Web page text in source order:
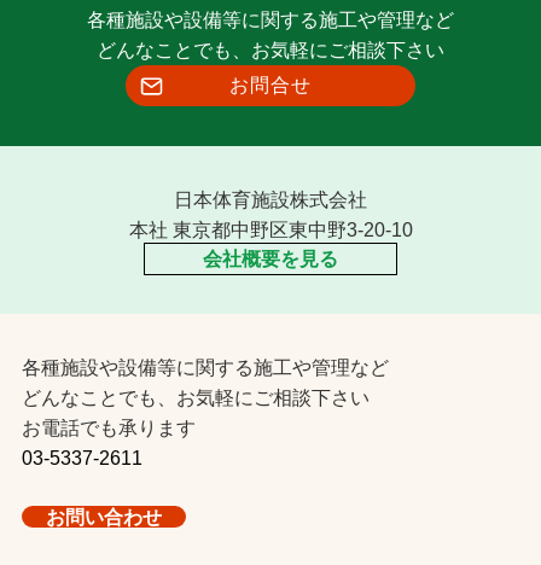
各種施設や設備等に関する施工や管理など
どんなことでも、お気軽にご相談下さい
お問合せ
日本体育施設株式会社
本社 東京都中野区東中野3-20-10
会社概要を見る
各種施設や設備等に関する施工や管理など
どんなことでも、お気軽にご相談下さい
お電話でも承ります
03-5337-2611
お問い合わせ